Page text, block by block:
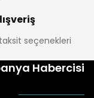
seçenekleri
Habercisi